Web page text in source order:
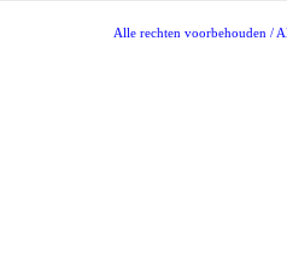
Alle rechten voorbehouden /